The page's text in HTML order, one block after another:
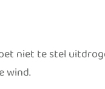
niet te stel
wind.